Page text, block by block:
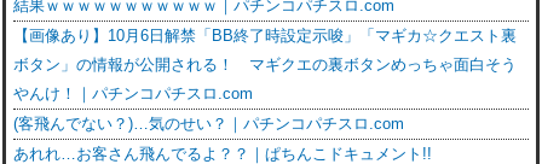
結果ｗｗｗｗｗｗｗｗｗｗｗ｜パチンコパチスロ.com
【画像あり】10月6日解禁「BB終了時設定示唆」「マギカ☆クエスト裏
ボタン」の情報が公開される！ マギクエの裏ボタンめっちゃ面白そう
やんけ！｜パチンコパチスロ.com
(客飛んでない？)…気のせい？｜パチンコパチスロ.com
あれれ…お客さん飛んでるよ？？｜ぱちんこドキュメント!!